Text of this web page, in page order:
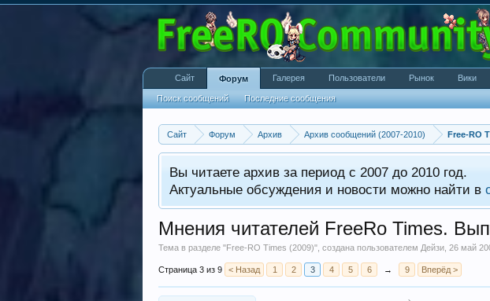
Сайт Форум Архив Архив сообщений (2007-2010) Free-RO
Вы читаете архив за период с 2007 до 2010 год.
Актуальные обсуждения и новости можно найти в
Мнения читателей FreeRo Times.
Тема в разделе "Free-RO Times (2009)", создана пользователем Дейзи 26 май
Страница 3 из 9 < Назад 1 2 3 4 5 6 → 9 Вперёд >
Сайт Форум
Поиск сообщений Последние сообщения
Галерея Пользователи Рынок Вики